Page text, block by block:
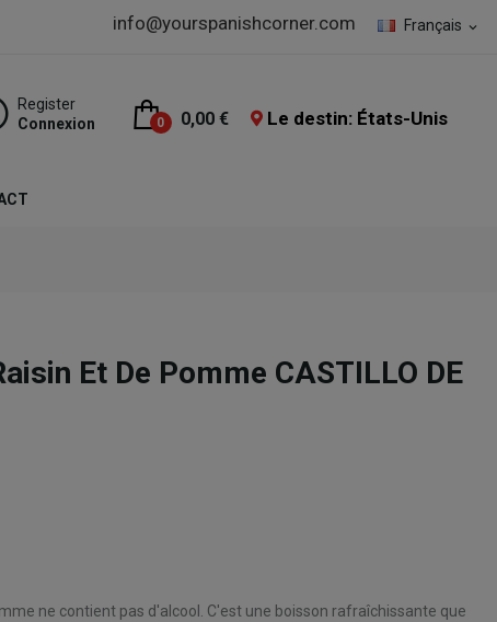
Français expand_more
info@yourspanishcorner.com
Register
Connexion
0 0,00 € Le destin: États-Unis
Et De Pomme CASTILLO DE
ne contient pas d'alcool. C'est une boisson rafraîchissante que